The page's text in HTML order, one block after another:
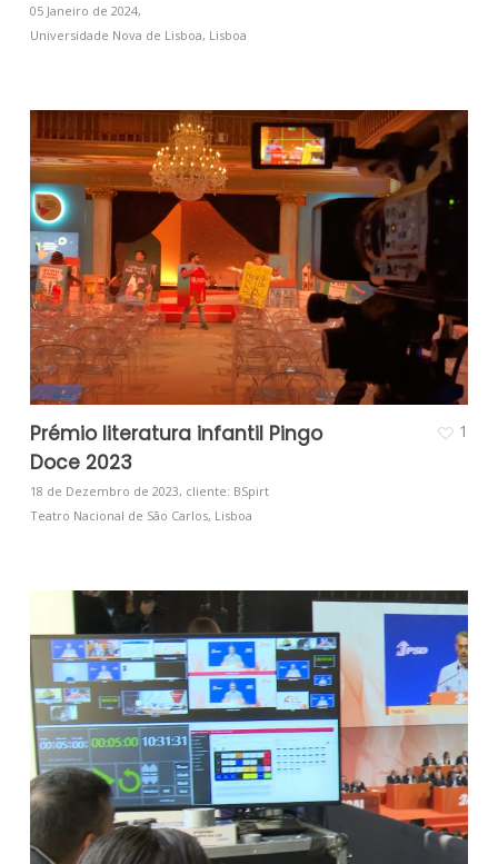
05 Janeiro de 2024,
Universidade Nova de Lisboa, Lisboa
Prémio literatura infantil Pingo
Doce 2023
18 de Dezembro de 2023, cliente: BSpirt
Teatro Nacional de São Carlos, Lisboa
1